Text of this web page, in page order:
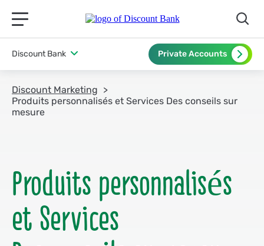
תפריט ראשי לנייד
Discount Bank Private Accounts
Discount Marketing
Produits personnalisés et Services Des conseils sur
mesure
Produits personnalisés
et Services